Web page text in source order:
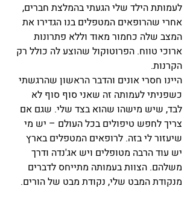
לעמותת הילד שלי הגעתי בהמלצת חברים,
אחרי שהרופאים המטפלים בנו הגדירו את
המצב שלה כחמור מאוד וללא פתרונות
ארוכי טווח. הפרוטוקול שהוצע לה כולל רק
הקרנות.
היינו חסרי אונים והדבר הראשון שהרגשתי
כשפניתי לעמותה זה שאני סוף סוף לא
לבד, שיש מישהו שהוא בצד שלי. שגם אם
צריך לחפש טיפולים בכל העולם – יש מי
שיעזור לי בזה. לרופאים המטפלים בארץ
יש עוד הרבה מטופלים ויש אג'נדה ודרך
משלהם. הצוות בעמותה מתייחס לדברים
מנקודת המבט שלי, נקודת מבט של הורים.